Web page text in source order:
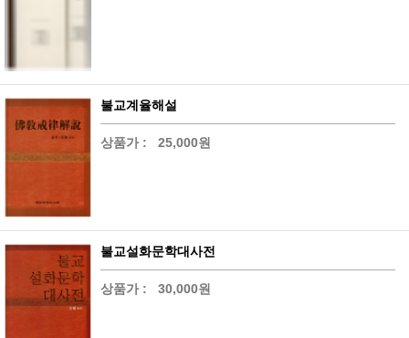
불교계율해설
상품가 : 25,000원
불교설화문학대사전
상품가 : 30,000원